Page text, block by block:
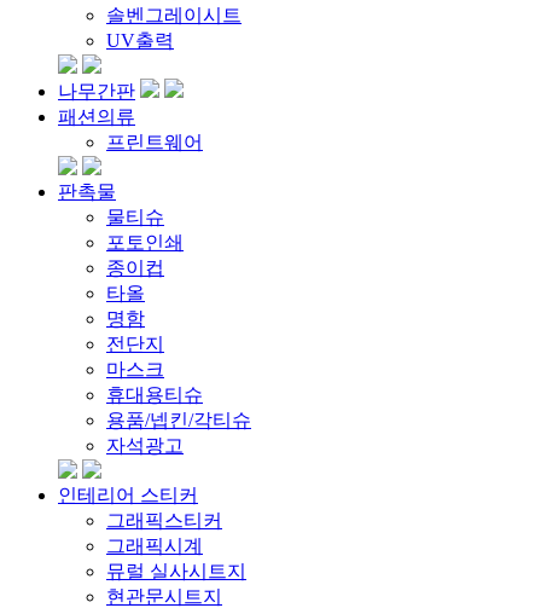
솔벤그레이시트
UV출력
나무간판
패션의류
프린트웨어
판촉물
물티슈
포토인쇄
종이컵
타올
명함
전단지
마스크
휴대용티슈
용품/넵킨/각티슈
자석광고
인테리어 스티커
그래픽스티커
그래픽시계
뮤럴 실사시트지
현관문시트지